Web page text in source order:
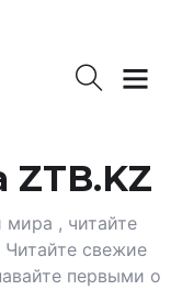
ZTB.KZ
мира , читайте
Читайте свежие
первыми о